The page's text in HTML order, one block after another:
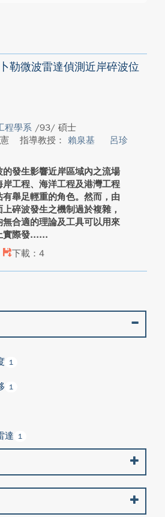
勒微波雷達偵測近岸碎波位
程學系 /93/ 碩士
指導教授： 賴泉基
呂珍
生影響近岸區域內之流場
岸工程、海洋工程及港灣工程
有舉足輕重的角色。然而，由
碎波發生之機制過於複雜，
無合適的理論及工具可以用來
實際發...
下載：4
1
1
達 1